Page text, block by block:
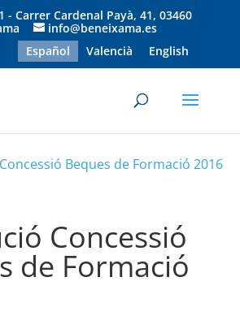
- Carrer Cardenal Payà, 41, 03460
info@beneixama.es
Español
Valencià English
Beques de Formació 2016
Concessió
de Formació